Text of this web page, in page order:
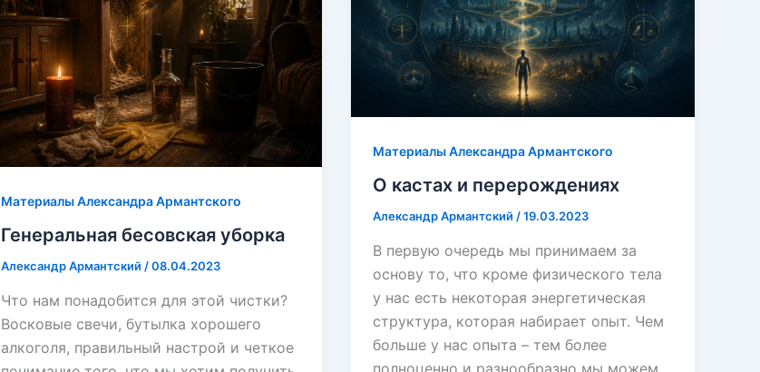
Материалы Александра Армантского
Генеральная бесовская уборка
Александр Армантский /08.04.2023
Что нам понадобится для этой чистки?
Восковые свечи, бутылка хорошего
алкоголя, правильный настрой и четкое
Материалы Александра Армантского
О кастах и перерождениях
Александр Армантский/19.03.2023
В первую очередь мы принимаем за
основу то, что кроме физического тела
у нас есть некоторая энергетическая
структура, которая набирает опыт. Чем
больше у нас опыта – тем более
полноценно и разнообразно мы можем